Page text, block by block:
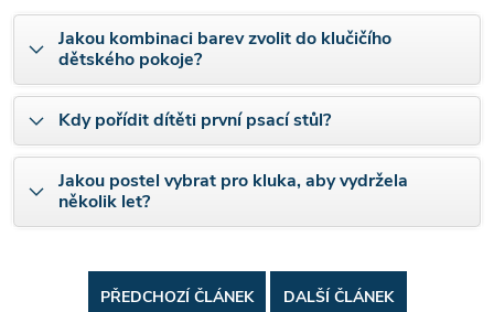
Jakou kombinaci barev zvolit do klučičího
dětského pokoje?
Kdy pořídit dítěti první psací stůl?
Jakou postel vybrat pro kluka, aby vydržela
několik let?
PŘEDCHOZÍ ČLÁNEK DALŠÍ ČLÁNEK